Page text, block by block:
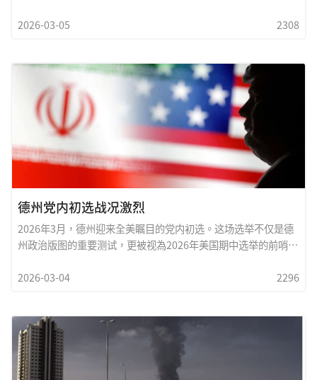
策走向的重要指标。首先，德州初选的主要目的，是由各政党选
Party&mdash;&mdash;都必须透过党内初选，决定谁能代表本
党参加最后的普选。这意味着初选并不是最终选举，但往往已经
决定了政治舞台上的主要竞争者。其次，德州作為美国人口第二
多、经济实力强大的州，其政治影响力举足轻重。Texas一直被
视為全国政治风向的重要观察点。许多州级与联邦层级的职位，
例如国会议员、州眾议员、法官以及州政府官员，都在初选中展
开激烈竞争。这些竞争结果往往反映出选民对经济政策
2026-03-05 2308
德州党内初选战况激烈
2026年3月，德州迎来全美瞩目的党内初选。这场选举不仅是德
州政治版图的重要测试，更被视為2026年美国期中选举的前哨
都出现明显的路线与世代之争。 ￼首先最受关注的是联邦参议员初
Paxton）以及国会议员韦斯利&middot;亨特（Wesley Hunt）
的强力挑战。由於候选人眾多，外界普遍预测很可能没有任何人
能在首轮取得过半选票，最后将进入五月的第二轮决选。 ￼民主党
方面，同样出现激烈竞争。联邦眾议员贾斯敏&middot;克罗克
2026-03-04 2296